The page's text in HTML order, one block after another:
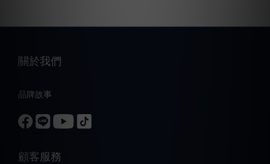
關於我們
品牌故事
顧客服務